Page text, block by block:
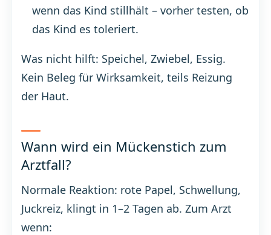
wenn das Kind stillhält – vorher testen, ob
das Kind es toleriert.
Was nicht hilft: Speichel, Zwiebel, Essig.
Kein Beleg für Wirksamkeit, teils Reizung
der Haut.
Wann wird ein Mückenstich zum
Arztfall?
Normale Reaktion: rote Papel, Schwellung,
Juckreiz, klingt in 1–2 Tagen ab. Zum Arzt
wenn: